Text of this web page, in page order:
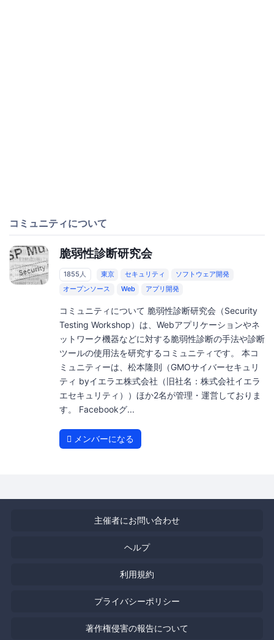
コミュニティについて
脆弱性診断研究会
1855人 東京 セキュリティ
ソフトウェア開発
オープンソース
Web アプリ開発
コミュニティについて 脆弱性診断研究会（Security
Testing Workshop）は、Webアプリケーションやネ
ットワーク機器などに対する脆弱性診断の手法や診断
ツールの使用法を研究するコミュニティです。 本コ
ミュニティーは、松本隆則（GMOサイバーセキュリ
ティ byイエラエ株式会社（旧社名：株式会社イエラ
エセキュリティ））ほか2名が管理・運営しておりま
す。 Facebookグ...
メンバーになる
主催者にお問い合わせ
ヘルプ
利用規約
プライバシーポリシー
著作権侵害の報告について